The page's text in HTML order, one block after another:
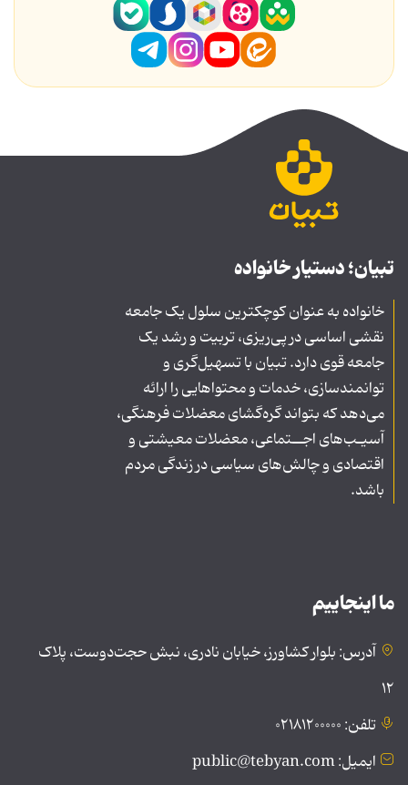
تبیان؛ دستیار خانواده
خانواده به عنوان کوچکترین سلول یک جامعه
نقشی اساسی در پی‌ریزی، تربیت و رشد یک
جامعه قوی دارد. تبیان با تسهیل‌گری و
توانمندسازی، خدمات و محتواهایی را ارائه
می‌دهد که بتواند گره‌گشای معضلات فرهنگی،
آسیـب‌های اجــتماعی، معضلات معیشتی و
اقتصادی و چالش‌های سیاسی در زندگی مردم
باشد.
ما اینجاییم
آدرس: بلوار کشاورز، خیابان نادری، نبش حجت‌دوست، پلاک
۱۲
تلفن: ۰۲۱۸۱۲۰۰۰۰۰
ایمیل: public@tebyan.com